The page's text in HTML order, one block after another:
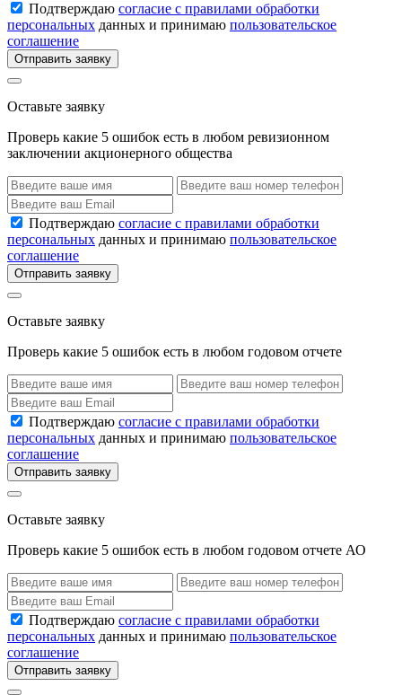
Подтверждаю согласие с правилами обработки
персональных данных и принимаю пользовательское
соглашение
Отправить заявку
Оставьте заявку
Проверь какие 5 ошибок есть в любом ревизионном
заключении акционерного общества
Подтверждаю согласие с правилами обработки
персональных данных и принимаю пользовательское
соглашение
Отправить заявку
Оставьте заявку
Проверь какие 5 ошибок есть в любом годовом отчете
Подтверждаю согласие с правилами обработки
персональных данных и принимаю пользовательское
соглашение
Отправить заявку
Оставьте заявку
Проверь какие 5 ошибок есть в любом годовом отчете АО
Подтверждаю согласие с правилами обработки
персональных данных и принимаю пользовательское
соглашение
Отправить заявку